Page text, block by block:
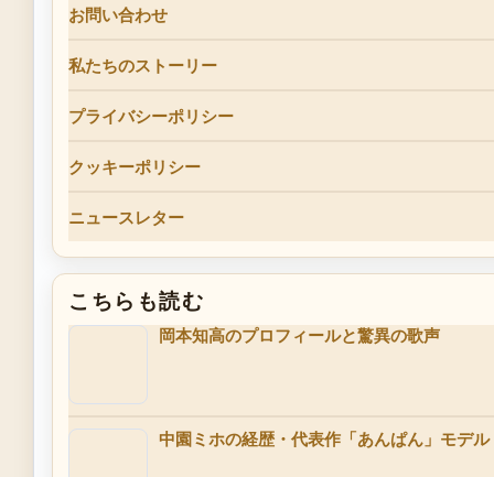
お問い合わせ
私たちのストーリー
プライバシーポリシー
クッキーポリシー
ニュースレター
こちらも読む
岡本知高のプロフィールと驚異の歌声
中園ミホの経歴・代表作「あんぱん」モデ